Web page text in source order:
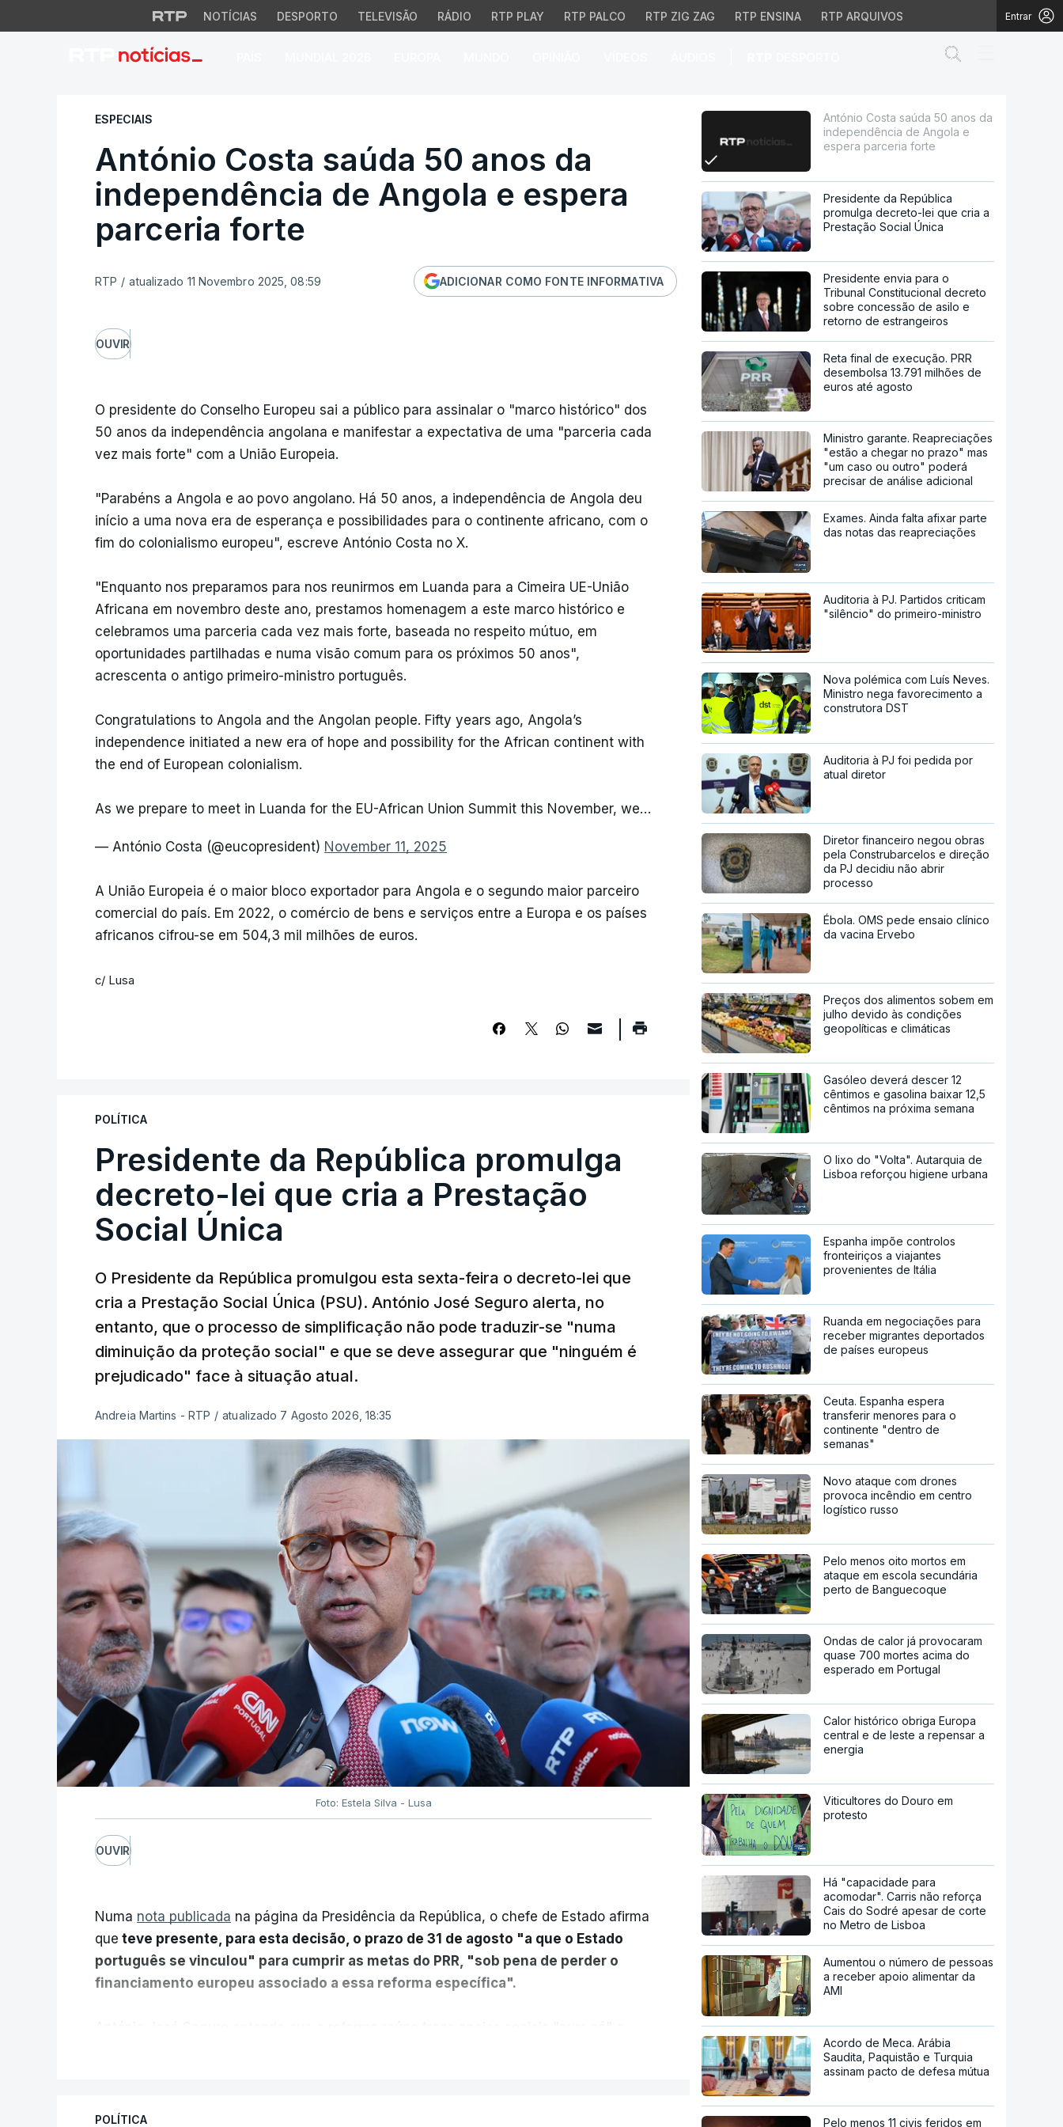
NOTÍCIAS DESPORTO TELEVISÃO RÁDIO RTP PLAY RTP PALCO RTP ZIG ZAG RTP ENSINA RTP ARQUIVOS Entrar
António Costa saúda 50 anos da independência de Angola e
ESPECIAIS
António Costa saúda 50 anos da
independência de Angola e espera
parceria forte
RTP / atualizado 11 Novembro 2025, 08:59 ADICIONAR COMO FONTE INFORMATIVA
OUVIR
O presidente do Conselho Europeu sai a público para assinalar o "marco histórico" dos
50 anos da independência angolana e manifestar a expectativa de uma "parceria cada
vez mais forte" com a União Europeia.
"Parabéns a Angola e ao povo angolano. Há 50 anos, a independência de Angola deu
início a uma nova era de esperança e possibilidades para o continente africano, com o
fim do colonialismo europeu", escreve António Costa no X.
"Enquanto nos preparamos para nos reunirmos em Luanda para a Cimeira UE-União
Africana em novembro deste ano, prestamos homenagem a este marco histórico e
celebramos uma parceria cada vez mais forte, baseada no respeito mútuo, em
oportunidades partilhadas e numa visão comum para os próximos 50 anos",
acrescenta o antigo primeiro-ministro português.
Congratulations to Angola and the Angolan people. Fifty years ago, Angola’s
independence initiated a new era of hope and possibility for the African continent with
the end of European colonialism.
As we prepare to meet in Luanda for the EU-African Union Summit this November, we…
— António Costa (@eucopresident) November 11, 2025
A União Europeia é o maior bloco exportador para Angola e o segundo maior parceiro
comercial do país. Em 2022, o comércio de bens e serviços entre a Europa e os países
africanos cifrou-se em 504,3 mil milhões de euros.
c/ Lusa
POLÍTICA
Presidente da República promulga
decreto-lei que cria a Prestação
Social Única
O Presidente da República promulgou esta sexta-feira o decreto-lei que
cria a Prestação Social Única (PSU). António José Seguro alerta, no
entanto, que o processo de simplificação não pode traduzir-se "numa
diminuição da proteção social" e que se deve assegurar que "ninguém é
prejudicado" face à situação atual.
Andreia Martins - RTP / atualizado 7 Agosto 2026, 18:35
Foto: Estela Silva - Lusa
OUVIR
Numa nota publicada na página da Presidência da República, o chefe de Estado afirma
que teve presente, para esta decisão, o prazo de 31 de agosto "a que o Estado
português se vinculou" para cumprir as metas do PRR, "sob pena de perder o
financiamento europeu associado a essa reforma específica".
os apoios chegam a quem mais necessita, estaremos a dar um passo na direção
POLÍTICA
António Costa saúda 50 anos da
independência de Angola e
espera parceria forte
Presidente da República
promulga decreto-lei que cria a
Prestação Social Única
Presidente envia para o
Tribunal Constitucional decreto
sobre concessão de asilo e
retorno de estrangeiros
Reta final de execução. PRR
desembolsa 13.791 milhões de
euros até agosto
Ministro garante. Reapreciações
"estão a chegar no prazo" mas
"um caso ou outro" poderá
precisar de análise adicional
Exames. Ainda falta afixar parte
das notas das reapreciações
Auditoria à PJ. Partidos criticam
"silêncio" do primeiro-ministro
Nova polémica com Luís Neves.
Ministro nega favorecimento a
construtora DST
Auditoria à PJ foi pedida por
atual diretor
Diretor financeiro negou obras
pela Construbarcelos e direção
da PJ decidiu não abrir
processo
Ébola. OMS pede ensaio clínico
da vacina Ervebo
Preços dos alimentos sobem em
julho devido às condições
geopolíticas e climáticas
Gasóleo deverá descer 12
cêntimos e gasolina baixar 12,5
cêntimos na próxima semana
O lixo do "Volta". Autarquia de
Lisboa reforçou higiene urbana
Espanha impõe controlos
fronteiriços a viajantes
provenientes de Itália
Ruanda em negociações para
receber migrantes deportados
de países europeus
Ceuta. Espanha espera
transferir menores para o
continente "dentro de
semanas"
Novo ataque com drones
provoca incêndio em centro
logístico russo
Pelo menos oito mortos em
ataque em escola secundária
perto de Banguecoque
Ondas de calor já provocaram
quase 700 mortes acima do
esperado em Portugal
Calor histórico obriga Europa
central e de leste a repensar a
energia
Viticultores do Douro em
protesto
Há "capacidade para
acomodar". Carris não reforça
Cais do Sodré apesar de corte
no Metro de Lisboa
Aumentou o número de pessoas
a receber apoio alimentar da
AMI
Acordo de Meca. Arábia
Saudita, Paquistão e Turquia
assinam pacto de defesa mútua
Pelo menos 11 civis feridos em